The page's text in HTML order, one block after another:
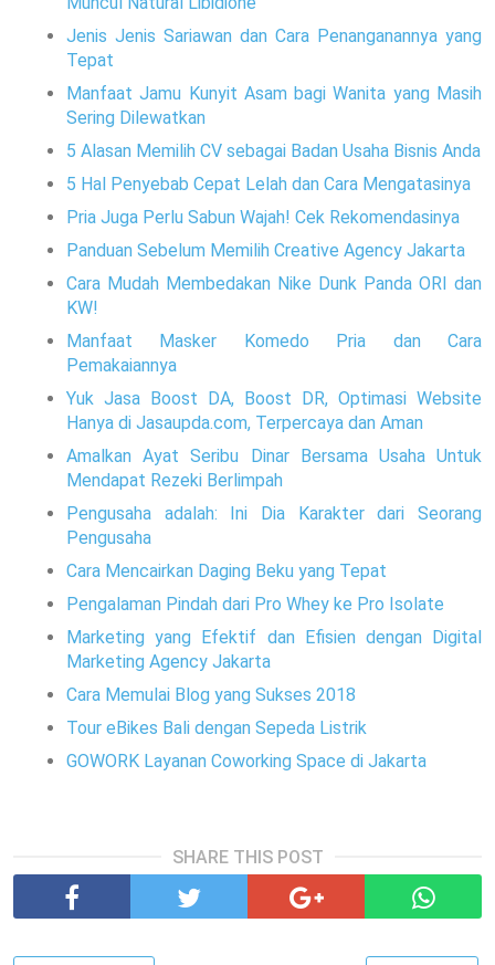
Jenis Jenis Sariawan dan Cara Penanganannya yang
Tepat
Manfaat Jamu Kunyit Asam bagi Wanita yang Masih
Sering Dilewatkan
5 Alasan Memilih CV sebagai Badan Usaha Bisnis Anda
5 Hal Penyebab Cepat Lelah dan Cara Mengatasinya
Pria Juga Perlu Sabun Wajah! Cek Rekomendasinya
Panduan Sebelum Memilih Creative Agency Jakarta
Cara Mudah Membedakan Nike Dunk Panda ORI dan
KW!
Manfaat Masker Komedo Pria dan Cara
Pemakaiannya
Yuk Jasa Boost DA, Boost DR, Optimasi Website
Hanya di Jasaupda.com, Terpercaya dan Aman
Amalkan Ayat Seribu Dinar Bersama Usaha Untuk
Mendapat Rezeki Berlimpah
Pengusaha adalah: Ini Dia Karakter dari Seorang
Pengusaha
Cara Mencairkan Daging Beku yang Tepat
Pengalaman Pindah dari Pro Whey ke Pro Isolate
Marketing yang Efektif dan Efisien dengan Digital
Marketing Agency Jakarta
Cara Memulai Blog yang Sukses 2018
Tour eBikes Bali dengan Sepeda Listrik
GOWORK Layanan Coworking Space di Jakarta
SHARE THIS POST